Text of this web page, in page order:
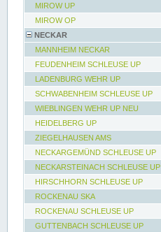
MIROW UP
MIROW OP
NECKAR
MANNHEIM NECKAR
FEUDENHEIM SCHLEUSE UP
LADENBURG WEHR UP
SCHWABENHEIM SCHLEUSE UP
WIEBLINGEN WEHR UP NEU
HEIDELBERG UP
ZIEGELHAUSEN AMS
NECKARGEMÜND SCHLEUSE UP
NECKARSTEINACH SCHLEUSE UP
HIRSCHHORN SCHLEUSE UP
ROCKENAU SKA
ROCKENAU SCHLEUSE UP
GUTTENBACH SCHLEUSE UP